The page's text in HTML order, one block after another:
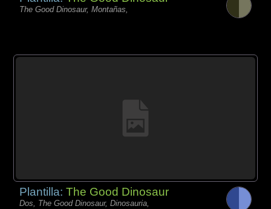
The Good Dinosaur, Montañas,
Plantilla:The Good Dinosaur
Dos, The Good Dinosaur, Dinosauria,